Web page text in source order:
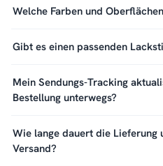
Welche Farben und
Gibt es einen passenden
Mein Sendungs-Tracking
Bestellung unterwegs?
Wie lange dauert die Lieferung
Versand?